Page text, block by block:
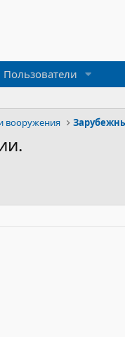
Пользователи
вооружения